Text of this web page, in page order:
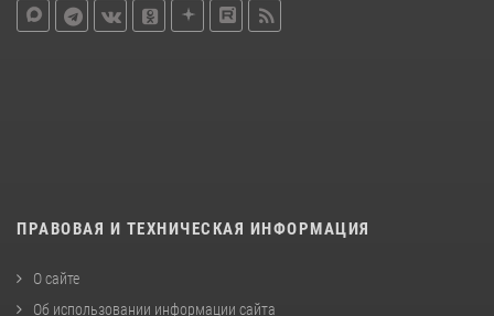
ПРАВОВАЯ И ТЕХНИЧЕСКАЯ ИНФОРМАЦИЯ
О сайте
Об использовании информации сайта